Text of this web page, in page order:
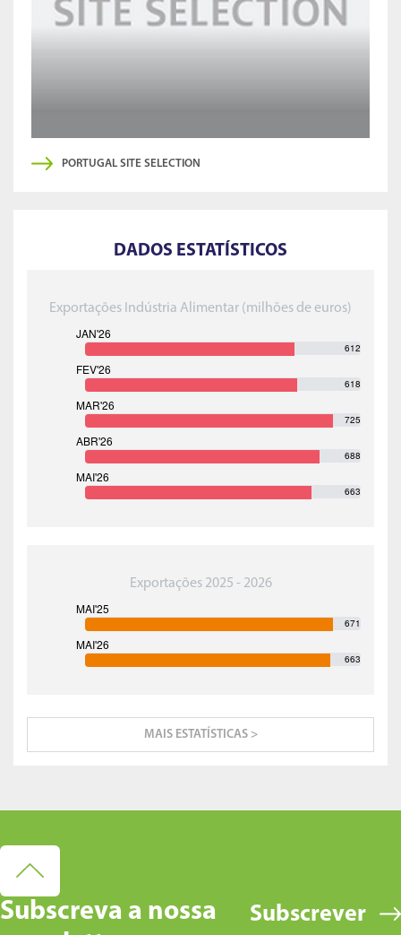
PORTUGAL SITE SELECTION
DADOS ESTATÍSTICOS
Exportações Indústria Alimentar (milhões de euros)
612
618
725
688
663
Exportações 2025 - 2026
671
663
MAIS ESTATÍSTICAS >
Subscreva a nossa
Subscrever